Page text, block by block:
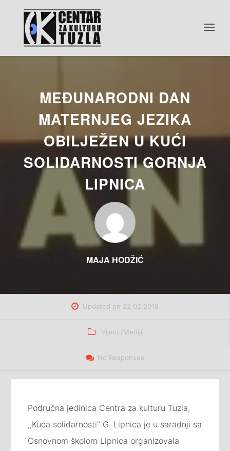
MEĐUNARODNI DAN
MATERNJEG JEZIKA
OBILJEŽEN U KUĆI
SOLIDARNOSTI GORNJA
LIPNICA
MAJA HODŽIĆ
Updated on 22.02.2018
Categories
Vijesti/Mediji
No Responses
Područna jedinica Centra za kulturu Tuzla,
,,Kuća solidarnosti” G. Lipnica je u saradnji sa
Osnovnom školom Lipnica organizovala